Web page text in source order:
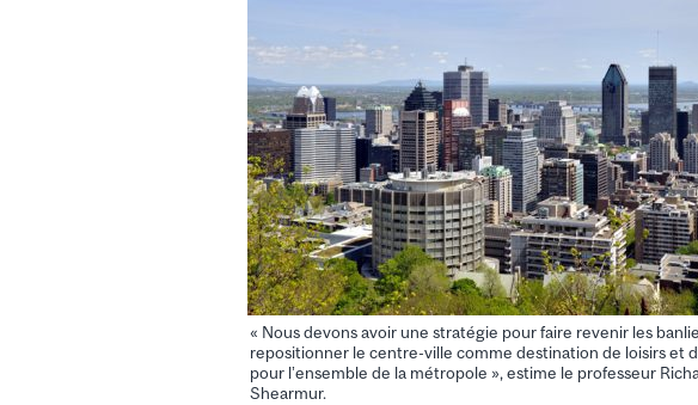
« Nous devons avoir une stratégie pour faire revenir les
repositionner le centre-ville comme destination de loisirs et
pour l’ensemble de la métropole », estime le professeur
Shearmur.